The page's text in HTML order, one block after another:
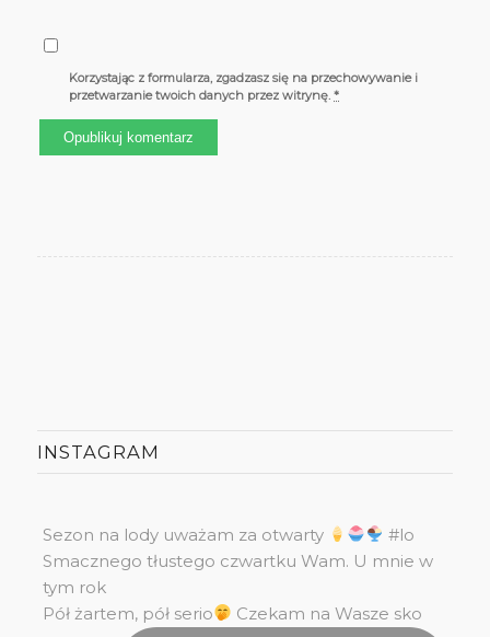
Korzystając z formularza, zgadzasz się na przechowywanie i
przetwarzanie twoich danych przez witrynę.*
INSTAGRAM
Sezon na lody uważam za otwarty
#lo
Smacznego tłustego czwartku Wam. U mnie w
tym rok
Pół żartem, pół serio
Czekam na Wasze sko